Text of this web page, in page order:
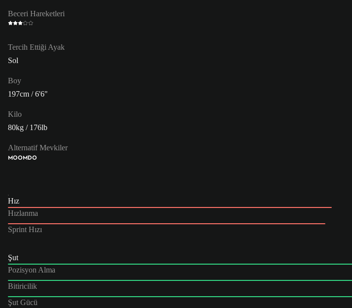
Beceri Hareketleri
Tercih Ettiği Ayak
Sol
Boy
197cm / 6'6"
Kilo
80kg / 176lb
Alternatif Mevkiler
MOOMDO
Hız
Hızlanma
Sprint Hızı
Şut
Pozisyon Alma
Bitiricilik
Şut Gücü